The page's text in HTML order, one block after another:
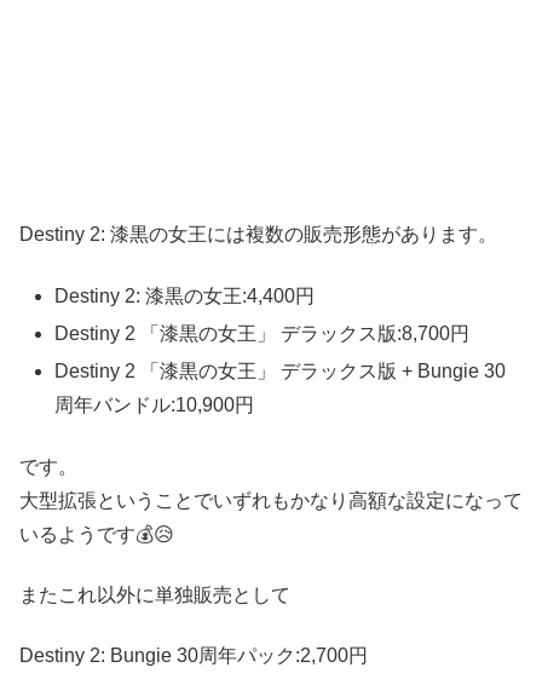
Destiny 2: 漆黒の女王には複数の販売形態があります。
Destiny 2: 漆黒の女王:4,400円
Destiny 2 「漆黒の女王」 デラックス版:8,700円
Destiny 2 「漆黒の女王」 デラックス版 + Bungie 30
周年バンドル:10,900円
です。
大型拡張ということでいずれもかなり高額な設定になって
いるようです💰😥
またこれ以外に単独販売として
Destiny 2: Bungie 30周年パック:2,700円